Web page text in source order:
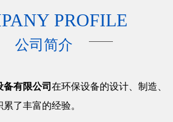
PROFILE
公司简介
备有限公司在环保设备的设计、制造、
了丰富的经验。